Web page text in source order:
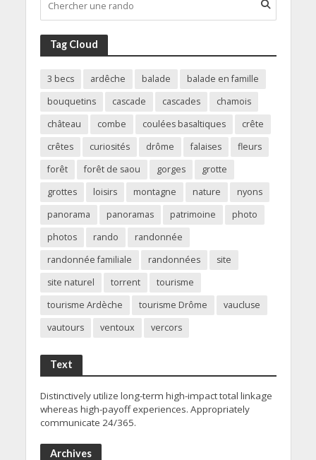
Tag Cloud
3 becs ardêche balade
balade en famille
bouquetins
cascade cascades
chamois
château
combe coulées basaltiques
crête
crêtes
curiosités drôme falaises
fleurs
forêt
forêt de saou gorges
grotte
grottes
loisirs montagne nature
nyons
panorama
panoramas patrimoine
photo
photos
rando
randonnée
randonnée familiale
randonnées
site
site naturel
torrent
tourisme
tourisme Ardèche
tourisme Drôme
vaucluse
vautours
ventoux vercors
Text
Distinctively utilize long-term high-impact total linkage
whereas high-payoff experiences. Appropriately
communicate 24/365.
Archives